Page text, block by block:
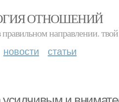
ОТНОШЕНИЙ
направлении.
новости статьи